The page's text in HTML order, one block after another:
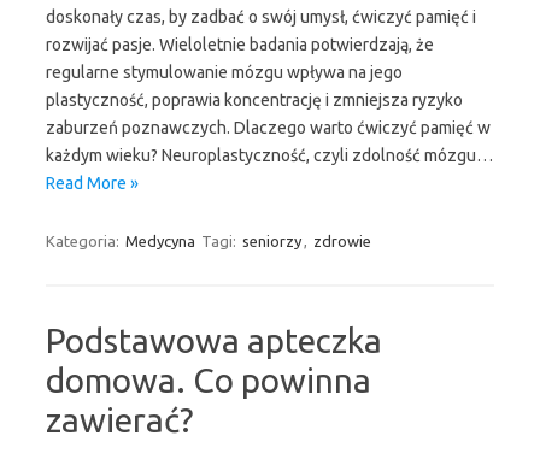
doskonały czas, by zadbać o swój umysł, ćwiczyć pamięć i
rozwijać pasje. Wieloletnie badania potwierdzają, że
regularne stymulowanie mózgu wpływa na jego
plastyczność, poprawia koncentrację i zmniejsza ryzyko
zaburzeń poznawczych. Dlaczego warto ćwiczyć pamięć w
każdym wieku? Neuroplastyczność, czyli zdolność mózgu…
Read More »
Kategoria: Medycyna Tagi: seniorzy, zdrowie
Podstawowa apteczka
domowa. Co powinna
zawierać?